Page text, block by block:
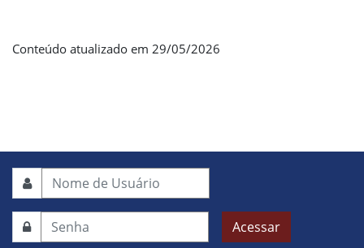
Conteúdo atualizado em 29/05/2026
Acessar